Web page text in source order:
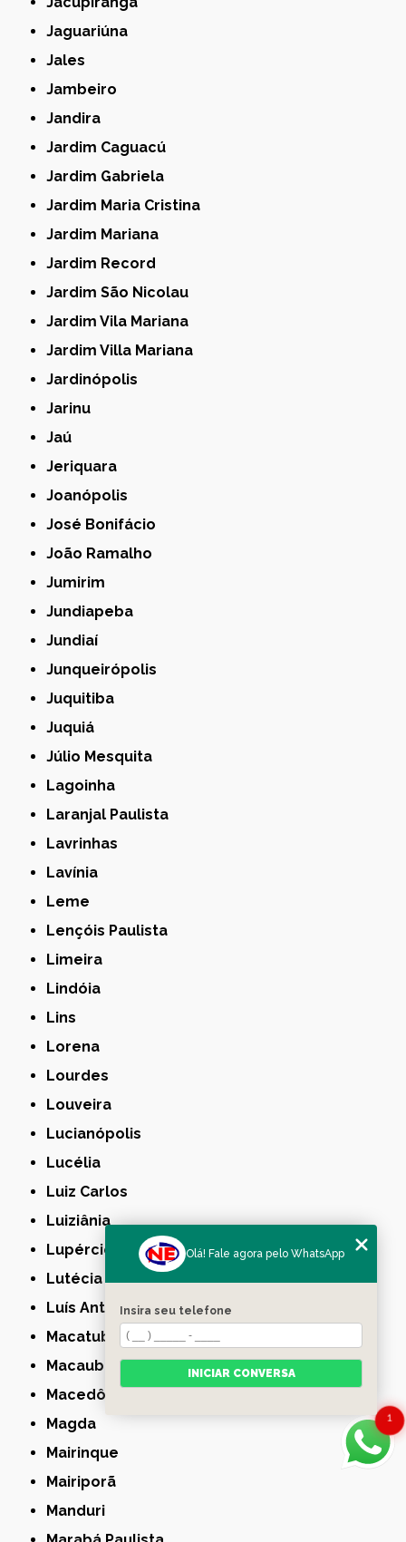
Jaguariúna
Jales
Jambeiro
Jandira
Jardim Caguacú
Jardim Gabriela
Jardim Maria Cristina
Jardim Mariana
Jardim Record
Jardim São Nicolau
Jardim Vila Mariana
Jardim Villa Mariana
Jardinópolis
Jarinu
Jaú
Jeriquara
Joanópolis
José Bonifácio
João Ramalho
Jumirim
Jundiapeba
Jundiaí
Junqueirópolis
Juquitiba
Juquiá
Júlio Mesquita
Lagoinha
Laranjal Paulista
Lavrinhas
Lavínia
Leme
Lençóis Paulista
Limeira
Lindóia
Lins
Lorena
Lourdes
Louveira
Lucianópolis
Lucélia
Luiz Carlos
Luiziânia
Lupércio
Lutécia
Luís Antônio
Macatuba
Macaubal
Macedônia
Magda
Mairinque
Mairiporã
Manduri
1
Olá! Fale agora pelo WhatsApp
Insira seu telefone
INICIAR CONVERSA